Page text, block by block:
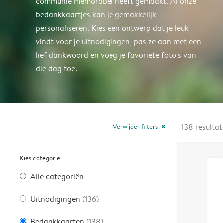
bedankkaartjes kan je gemakkelijk
personaliseren. Kies een ontwerp dat je leuk
vindt voor je uitnodigingen, pas ze aan met een
lief dankwoord en voeg je favoriete foto's van
die dag toe.
Verwijder filters close
Kies categorie
Alle categoriën
Uitnodigingen (136)
138